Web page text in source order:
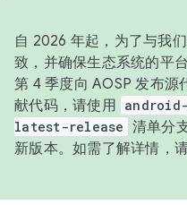
自 2026 年起，为了与我
致，并确保生态系统的平
第 4 季度向 AOSP 发布源
献代码，请使用
latest-release 清单分
新版本。如需了解详情，